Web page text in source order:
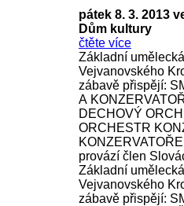
pátek 8. 3. 2013
Dům kultury
čtěte více
Základní
Vejvanovského
zábavě přispějí:
A
DECHOVÝ
ORCHESTR
provází člen
Základní
Vejvanovského
zábavě přispějí: